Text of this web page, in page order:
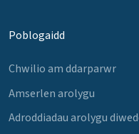
Poblogaidd
Chwilio am ddarparwr
Amserlen arolygu
Adroddiadau arolygu